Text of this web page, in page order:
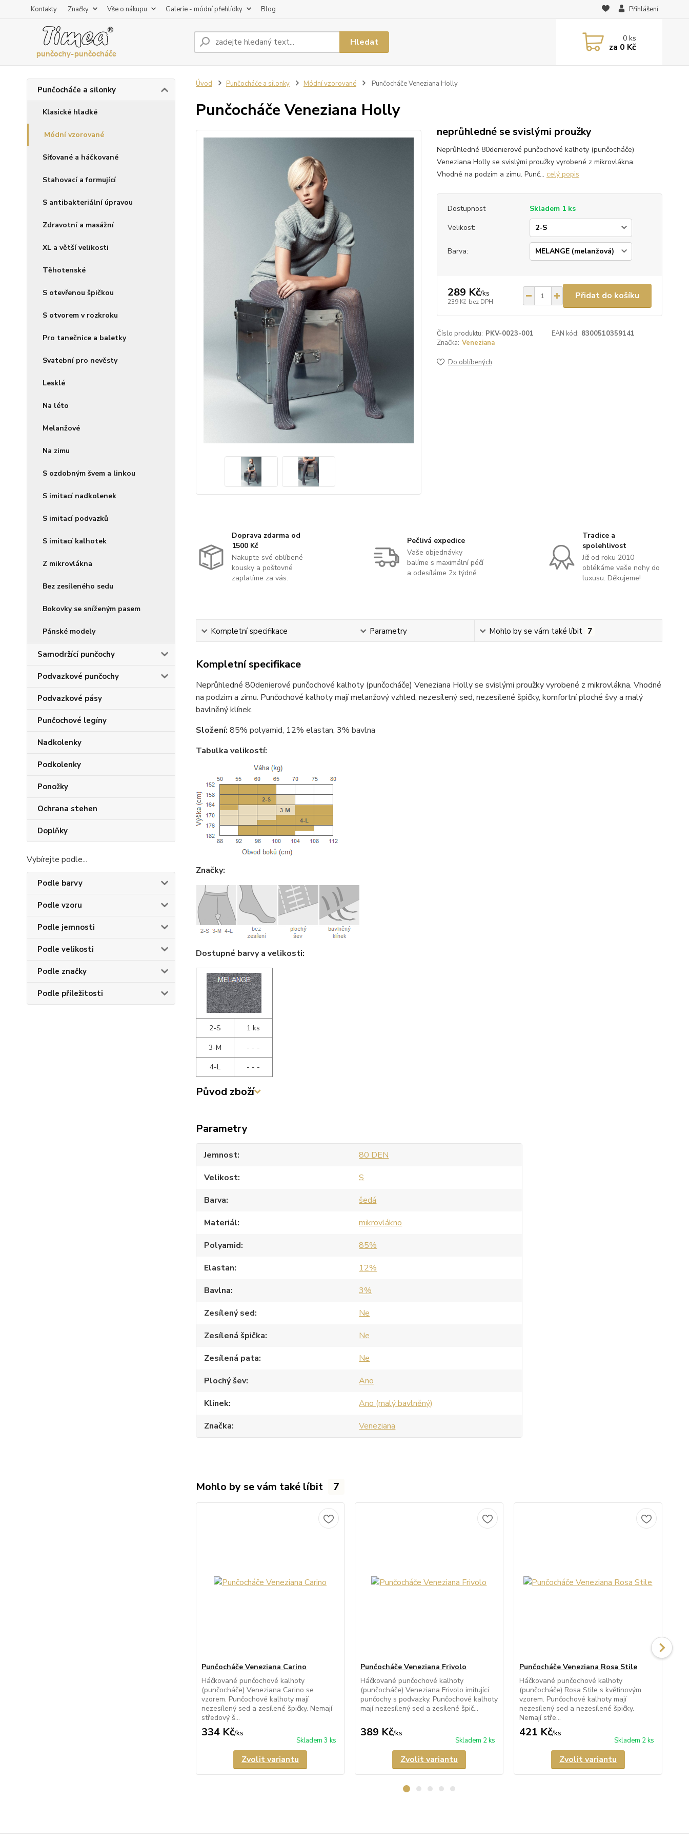
Kontakty Značky Vše o nákupu Galerie - módní přehlídky Blog Přihlášení
Hledat 0ks
za 0 Kč
Punčocháče a silonky
Klasické hladké
Módní vzorované
Síťované a háčkované
Stahovací a formující
S antibakteriální úpravou
Zdravotní a masážní
XL a větší velikosti
Těhotenské
S otevřenou špičkou
S otvorem v rozkroku
Pro tanečnice a baletky
Svatební pro nevěsty
Lesklé
Na léto
Melanžové
Na zimu
S ozdobným švem a linkou
S imitací nadkolenek
S imitací podvazků
S imitací kalhotek
Z mikrovlákna
Bez zesíleného sedu
Bokovky se sníženým pasem
Pánské modely
Samodržící punčochy
Podvazkové punčochy
Podvazkové pásy
Punčochové legíny
Nadkolenky
Podkolenky
Ponožky
Ochrana stehen
Doplňky
Vybírejte podle...
Podle barvy
Podle vzoru
Podle jemnosti
Podle velikosti
Podle značky
Podle příležitosti
Úvod Punčocháče a silonky Módní vzorované Punčocháče Veneziana Holly
Punčocháče Veneziana Holly
neprůhledné se svislými proužky
Neprůhledné 80denierové punčochové kalhoty (punčocháče)
Veneziana Holly se svislými proužky vyrobené z mikrovlákna.
Vhodné na podzim a zimu. Punč... celý popis
Dostupnost
Skladem 1 ks
Velikost:
Barva:
289 Kč/ks
239 Kč bez DPH
Přidat do košíku
Číslo produktu: PKV-0023-001 EAN kód: 8300510359141
Značka: Veneziana
Do oblíbených
Doprava zdarma od
1500 Kč
Nakupte své oblíbené
kousky a poštovné
zaplatíme za vás.
Pečlivá expedice
Vaše objednávky
balíme s maximální péčí
a odesíláme 2x týdně.
Tradice a
spolehlivost
Již od roku 2010
oblékáme vaše nohy do
luxusu. Děkujeme!
Kompletní specifikace Parametry Mohlo by se vám také líbit 7
Kompletní specifikace
Neprůhledné 80denierové punčochové kalhoty (punčocháče) Veneziana Holly se svislými proužky vyrobené z mikrovlákna. Vhodné
na podzim a zimu. Punčochové kalhoty mají melanžový vzhled, nezesílený sed, nezesílené špičky, komfortní ploché švy a malý
bavlněný klínek.
Složení: 85% polyamid, 12% elastan, 3% bavlna
Tabulka velikostí:
Značky:
Dostupné barvy a velikosti:
2-S
1 ks
3-M
- - -
4-L
- - -
Původ zboží
Parametry
Jemnost
80 DEN
Velikost
S
Barva
šedá
Materiál
mikrovlákno
Polyamid
85%
Elastan
12%
Bavlna
3%
Zesílený sed
Ne
Zesílená špička
Ne
Zesílená pata
Ne
Plochý šev
Ano
Klínek
Ano (malý bavlněný)
Značka
Veneziana
Mohlo by se vám také líbit 7
Punčocháče Veneziana Carino
Háčkované punčochové kalhoty
(punčocháče) Veneziana Carino se
vzorem. Punčochové kalhoty mají
nezesílený sed a zesílené špičky. Nemají
středový š...
334 Kč/ks
Skladem 3 ks
Zvolit variantu
Punčocháče Veneziana Frivolo
Háčkované punčochové kalhoty
(punčocháče) Veneziana Frivolo imitující
punčochy s podvazky. Punčochové kalhoty
mají nezesílený sed a zesílené špič...
389 Kč/ks
Skladem 2 ks
Zvolit variantu
Punčocháče Veneziana Rosa Stile
Háčkované punčochové kalhoty
(punčocháče) Rosa Stile s květinovým
vzorem. Punčochové kalhoty mají
nezesílený sed a nezesílené špičky.
Nemají stře...
421 Kč/ks
Skladem 2 ks
Zvolit variantu